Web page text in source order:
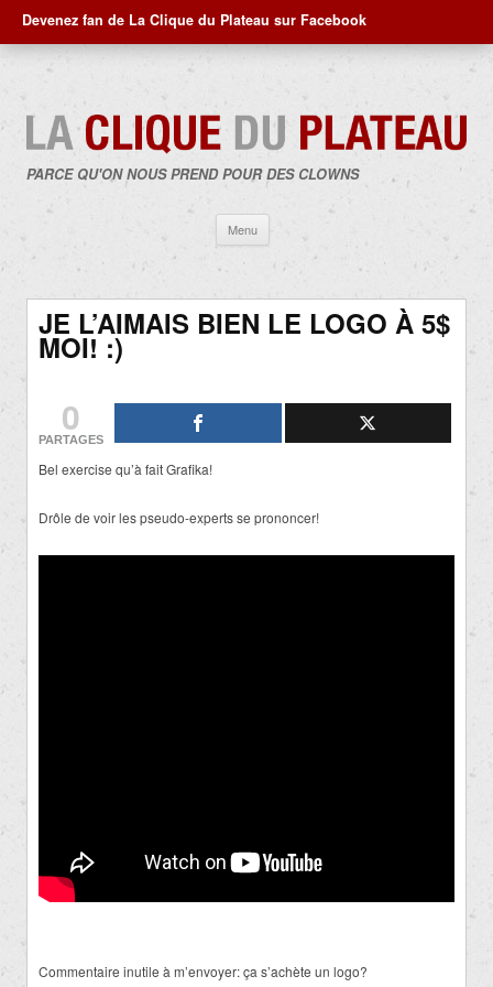
Devenez fan de La Clique du Plateau sur Facebook
PARCE QU'ON NOUS PREND POUR DES CLOWNS
Menu
contenu
JE L’AIMAIS BIEN LE LOGO À 5$
MOI! :)
0
PARTAGES
Bel exercise qu’à fait Grafika!
Drôle de voir les pseudo-experts se prononcer!
Commentaire inutile à m’envoyer: ça s’achète un logo?